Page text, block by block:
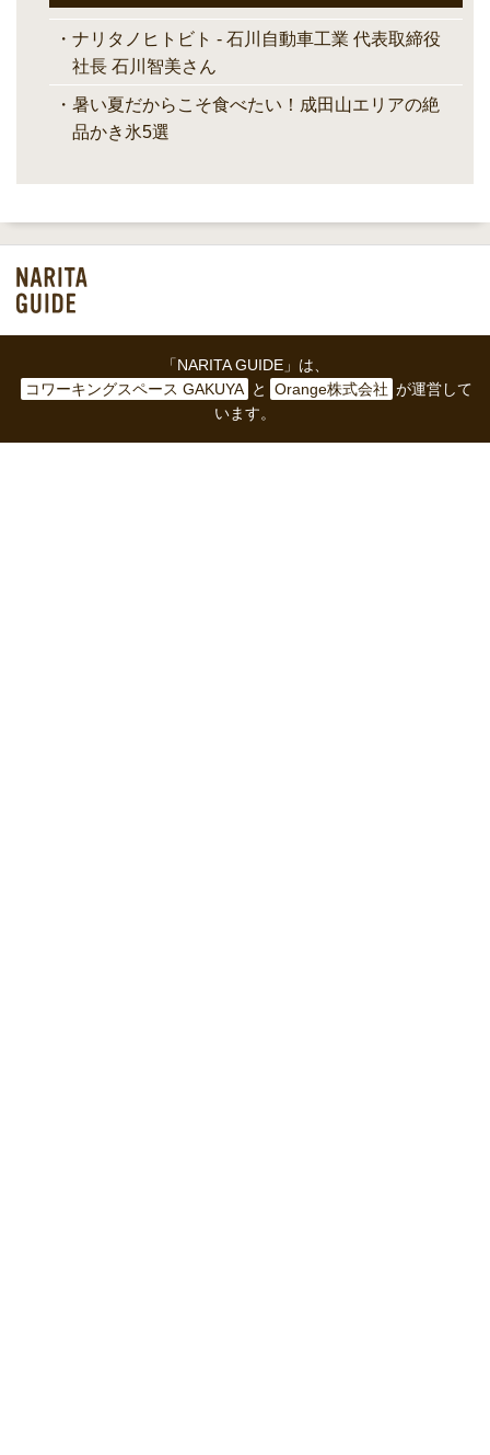
ナリタノヒトビト - 石川自動車工業 代表取締役
社長 石川智美さん
暑い夏だからこそ食べたい！成田山エリアの絶
品かき氷5選
「NARITA GUIDE」は、
コワーキングスペース GAKUYA と Orange株式会社 が運営して
います。